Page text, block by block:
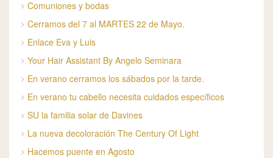
Comuniones y bodas
Cerramos del 7 al MARTES 22 de Mayo.
Enlace Eva y Luis
Your Hair Assistant By Angelo Seminara
En verano cerramos los sábados por la tarde.
En verano tu cabello necesita cuidados específicos
SU la familia solar de Davines
La nueva decoloración The Century Of Light
Hacemos puente en Agosto